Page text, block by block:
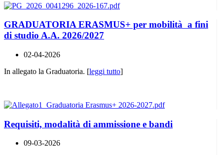
GRADUATORIA ERASMUS+ per mobilità a fini
di studio A.A. 2026/2027
02-04-2026
In allegato la Graduatoria. [leggi tutto]
Requisiti, modalità di ammissione e bandi
09-03-2026